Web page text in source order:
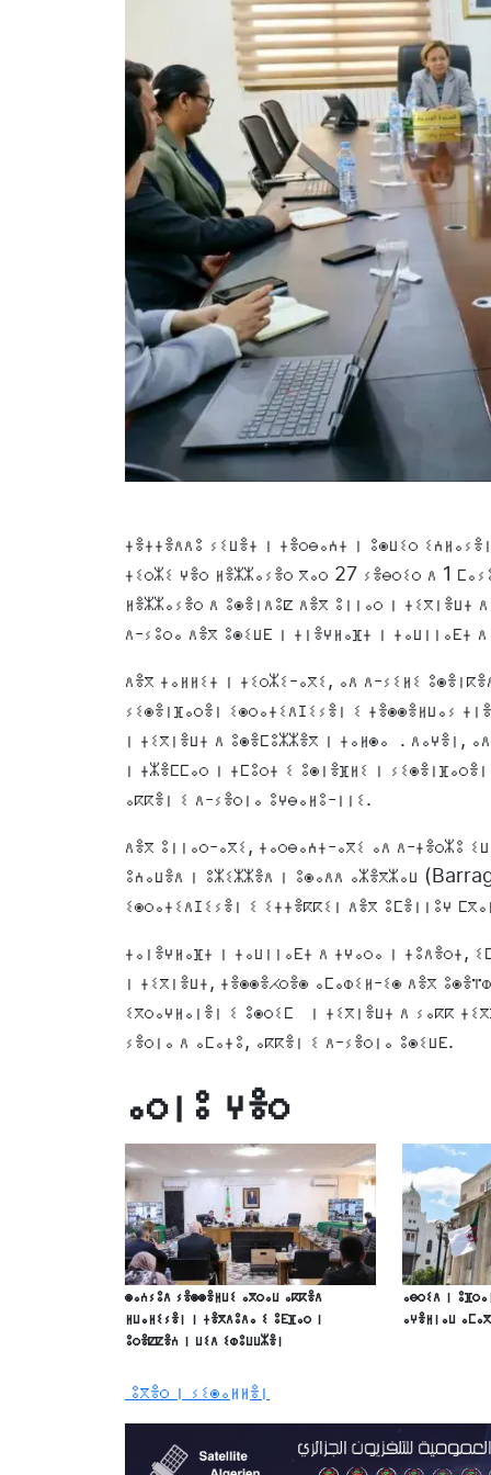
ⵜⴻⵜⵜⴻⴷⴷⵓ ⵢⵉⵡⴻⵜ ⵏ ⵜⴻⵔⴱⴰⵄⵜ ⵏ ⵓⵙⵡⵉⵔ
ⵜⵉⵔⵣⵉ ⵖⴻⵔ ⵍⴻⵣⵣⴰⵢⴻⵔ ⴳⴰⵔ 27 ⵢⴻⴱⵔⵉⵔ ⴷ 1
ⵍⴻⵣⵣⴰⵢⴻⵔ ⴷ ⵓⵙⴻⵏⴷⵓⵇ ⴷⴻⴳ ⵓⵏⵏⴰⵔ ⵏ ⵜⵉⴳⵏⴻⵡⵜ
ⴷ-ⵢⵓⵔⴰ ⴷⴻⴳ ⵓⵙⵉⵡⴹ ⵏ ⵜⵏⴻⵖⵍⴰⴼⵜ ⵏ ⵜⴰⵡⵏⵏⴰⴹⵜ
ⴷⴻⴳ ⵜⴰⵍⵍⵉⵜ ⵏ ⵜⵉⵔⵣⵉ-ⴰⴳⵉ, ⴰⴷ ⴷ-ⵢⵉⵍⵉ
ⵢⵉⵙⴻⵏⴼⴰⵔⴻⵏ ⵉⵙⵔⴰⵜⵉⴷⵊⵉⵢⴻⵏ ⵉ ⵜⴻⵙⵙⴻⵍⵡⴰⵢ
ⵏ ⵜⵉⴳⵏⴻⵡⵜ ⴷ ⵓⵙⴻⵎⵓⵣⵣⴻⴳ ⵏ ⵜⴰⵍⵙⴰ . ⴷⴰⵖⴻⵏ,
ⵏ ⵜⵣⴻⵎⵎⴰⵔ ⵏ ⵜⵎⵓⵔⵜ ⵉ ⵓⵙⵏⴻⴼⵍⵉ ⵏ
ⴰⴽⴽⴻⵏ ⵉ ⴷ-ⵢⴻⵔⵏⴰ ⵓⵖⴱⴰⵍⵓ-ⵏⵏⵉ.
ⴷⴻⴳ ⵓⵏⵏⴰⵔ-ⴰⴳⵉ, ⵜⴰⵔⴱⴰⵄⵜ-ⴰⴳⵉ ⴰⴷ ⴷ-ⵜⴻⵔⵣⵓ
ⵓⵄⴰⵡⴻⴷ ⵏ ⵓⵣⵉⵣⵣⴻⴷ ⵏ ⵓⵙⴰⴷⴷ ⴰⵣⴻⴳⵣⴰⵡ
ⵉⵙⵔⴰⵜⵉⴷⵊⵉⵢⴻⵏ ⵉ ⵉⵜⵜⴻⴽⴽⵉⵏ ⴷⴻⴳ ⵓⵎⴻⵏⵏⵓⵖ
ⵜⴰⵏⴻⵖⵍⴰⴼⵜ ⵏ ⵜⴰⵡⵏⵏⴰⴹⵜ ⴷ ⵜⵖⴰⵔⴰ ⵏ ⵜⵓⴷⴻⵔⵜ,
ⵏ ⵜⵉⴳⵏⴻⵡⵜ, ⵜⴻⵙⵙⴻⵃⵔⴻⵙ ⴰⵎⴰⵀⵉⵍ-ⵉⵙ ⴷⴻⴳ
ⵉⴳⵔⴰⵖⵍⴰⵏⴻⵏ ⵉ ⵓⵙⵔⵉⵎ ⵏ ⵜⵉⴳⵏⴻⵡⵜ ⴷ ⵢⴰⴽⴽ
ⵢⴻⵔⵏⴰ ⴷ ⴰⵎⴰⵜⵓ, ⴰⴽⴽⴻⵏ ⵉ ⴷ-ⵢⴻⵔⵏⴰ ⵓⵙⵉⵡⴹ.
ⴰⵔⵏⵓ ⵖⴻⵔ
ⵙⴰⵄⵢⵓⴷ ⵢⴻⵙⵙⴻⵍⵡⵉ ⴰⴳⵔⴰⵡ ⴰⴽⴽⴻⴷ
ⵍⵡⴰⵍⵉⵢⴻⵏ ⵏ ⵜⴻⴳⴷⵓⴷⴰ ⵉ ⵓⴹⴼⴰⵔ ⵏ
ⵓⵔⴻⵇⵇⴻⵄ ⵏ ⵡⵉⴷ ⵉⵀⵓⵡⵡⵣⴻⵏ
ⴰⴱⵔⵉⴷ ⵏ
ⴰⵖⴻⵍⵏⴰⵡ
ⵓⴳⴻⵔ ⵏ ⵢⵉⵙⴰⵍⵍⴻⵏ